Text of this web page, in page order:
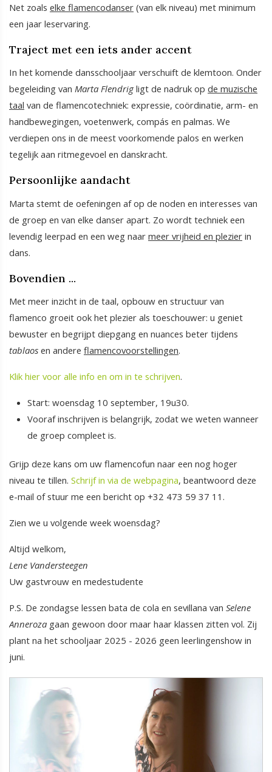
Net zoals elke flamencodanser (van elk niveau) met minimum
een jaar leservaring.
Traject met een iets ander accent
In het komende dansschooljaar verschuift de klemtoon. Onder
begeleiding van Marta Flendrig ligt de nadruk op de muzische
taal van de flamencotechniek: expressie, coördinatie, arm- en
handbewegingen, voetenwerk, compás en palmas. We
verdiepen ons in de meest voorkomende palos en werken
tegelijk aan ritmegevoel en danskracht.
Persoonlijke aandacht
Marta stemt de oefeningen af op de noden en interesses van
de groep en van elke danser apart. Zo wordt techniek een
levendig leerpad en een weg naar meer vrijheid en plezier in
dans.
Bovendien ...
Met meer inzicht in de taal, opbouw en structuur van
flamenco groeit ook het plezier als toeschouwer: u geniet
bewuster en begrijpt diepgang en nuances beter tijdens
tablaos en andere flamencovoorstellingen.
Klik hier voor alle info en om in te schrijven.
Start: woensdag 10 september, 19u30.
Vooraf inschrijven is belangrijk, zodat we weten wanneer
de groep compleet is.
Grijp deze kans om uw flamencofun naar een nog hoger
niveau te tillen. Schrijf in via de webpagina, beantwoord deze
e-mail of stuur me een bericht op +32 473 59 37 11.
Zien we u volgende week woensdag?
Altijd welkom,
Lene Vandersteegen
Uw gastvrouw en medestudente
P.S. De zondagse lessen bata de cola en sevillana van Selene
Anneroza gaan gewoon door maar haar klassen zitten vol. Zij
plant na het schooljaar 2025 - 2026 geen leerlingenshow in
juni.